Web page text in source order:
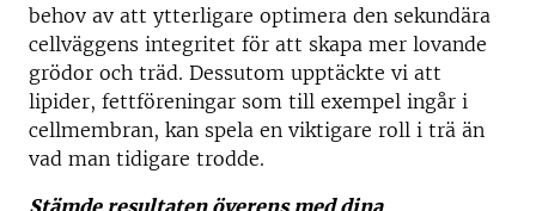
behov av att ytterligare optimera den sekundära
cellväggens integritet för att skapa mer lovande
grödor och träd. Dessutom upptäckte vi att
lipider, fettföreningar som till exempel ingår i
cellmembran, kan spela en viktigare roll i trä än
vad man tidigare trodde.
Stämde resultaten överens med dina